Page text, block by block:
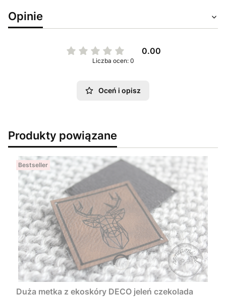
Opinie
0.00
Liczba ocen: 0
Oceń i opisz
Produkty powiązane
Bestseller
Duża metka z ekoskóry DECO jeleń czekolada